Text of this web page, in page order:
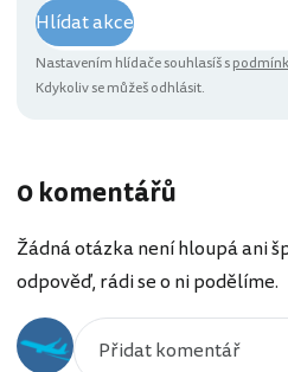
Hlídat akce
Nastavením hlídače souhlasíš s
Kdykoliv se můžeš odhlásit.
0 komentářů
Žádná otázka není hloupá ani
odpověď, rádi se o ni podělíme.